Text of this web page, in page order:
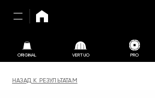
ORIGINAL VERTUO PRO
НАЗАД К РЕЗУЛЬТАТАМ